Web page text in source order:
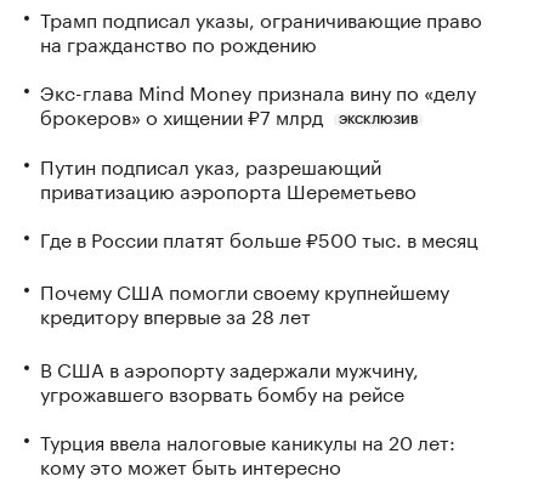
Трамп подписал указы, ограничивающие право
на гражданство по рождению
Экс-глава Mind Money признала вину по «делу
брокеров» о хищении ₽7 млрд
ЭКСКЛЮЗИВ
Путин подписал указ, разрешающий
приватизацию аэропорта Шереметьево
Где в России платят больше ₽500 тыс. в месяц
Почему США помогли своему крупнейшему
кредитору впервые за 28 лет
В США в аэропорту задержали мужчину,
угрожавшего взорвать бомбу на рейсе
Турция ввела налоговые каникулы на 20 лет:
кому это может быть интересно